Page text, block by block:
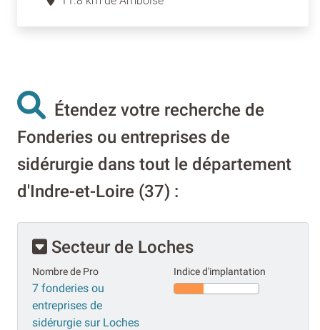
Étendez votre recherche de
Fonderies ou entreprises de
sidérurgie dans tout le département
d'Indre-et-Loire (37) :
Secteur de Loches
Nombre de Pro
7 fonderies ou
entreprises de
sidérurgie sur Loches
Indice d'implantation